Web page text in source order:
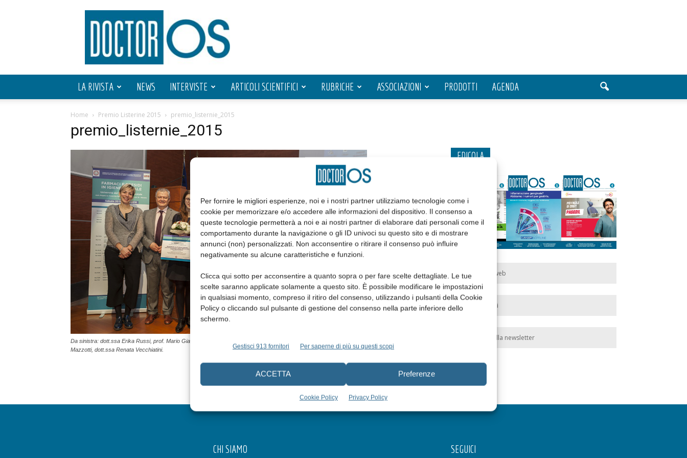
Per fornire le migliori esperienze, noi e i nostri partner utilizziamo tecnologie come i
cookie per memorizzare e/o accedere alle informazioni del dispositivo. Il consenso a
queste tecnologie permetterà a noi e ai nostri partner di elaborare dati personali come il
comportamento durante la navigazione o gli ID univoci su questo sito e di mostrare
annunci (non) personalizzati. Non acconsentire o ritirare il consenso può influire
negativamente su alcune caratteristiche e funzioni.
Clicca qui sotto per acconsentire a quanto sopra o per fare scelte dettagliate. Le tue
scelte saranno applicate solamente a questo sito. È possibile modificare le impostazioni
in qualsiasi momento, compreso il ritiro del consenso, utilizzando i pulsanti della Cookie
Policy o cliccando sul pulsante di gestione del consenso nella parte inferiore dello
schermo.
Gestisci 913 fornitori Per saperne di più su questi scopi
ACCETTA Preferenze
Cookie Policy Privacy Policy
Doctor
OS
LA RIVISTA NEWS INTERVISTE ARTICOLI SCIENTIFICI RUBRICHE ASSOCIAZIONI PRODOTTI AGENDA
Home Premio Listerine 2015 premio_listernie_2015
premio_listernie_2015
Da sinistra: dott.ssa Erika Russi, prof. Mario Giannoni, dott.ssa Angelica Severin, prof. Foglio Bonda, dott. Gianluca Campus, dott.ssa Giulia
Mazzotti, dott.ssa Renata Vecchiatini.
EDICOLA
Edicola web
Abbonati
Iscriviti alla newsletter
CHI SIAMO SEGUICI